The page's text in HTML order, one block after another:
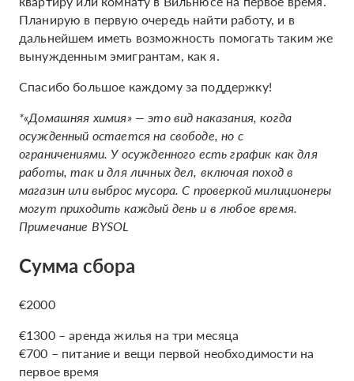
Планирую в первую очередь найти работу, и в
дальнейшем иметь возможность помогать таким же
вынужденным эмигрантам, как я.
Спасибо большое каждому за поддержку!
*​​«Домашняя химия» — это вид наказания, когда
осужденный остается на свободе, но с
ограничениями. У осужденного есть график как для
работы, так и для личных дел, включая поход в
магазин или выброс мусора. С проверкой милиционеры
могут приходить каждый день и в любое время.
Примечание BYSOL
Сумма сбора
€2000
€1300 – аренда жилья на три месяца
€700 – питание и вещи первой необходимости на
первое время